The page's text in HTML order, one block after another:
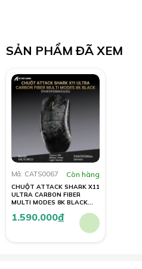
SẢN PHẨM ĐÃ XEM
Mã: CATS0067 Còn hàng
CHUỘT ATTACK SHARK X11
ULTRA CARBON FIBER
MULTI MODES 8K BLACK
1.590.000đ